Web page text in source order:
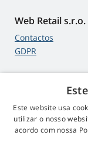
Web Retail s.r.o.
Contactos
GDPR
4,9
545
Este website usa
utilizar o nosso
acordo com nossa